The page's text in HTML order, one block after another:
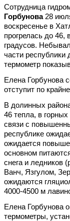
Сотрудница
Горбунова28
воскресенье в
прогрелась до
градусов.
части
термометр
Елена Горбунова
отступит по
В долинных
46 тепла, в
связи с
республике
ожидается
основном
снега и ледников
Ванч, Язгулом,
ожидаются
4000-4500 м
Елена Горбунова
термометры,